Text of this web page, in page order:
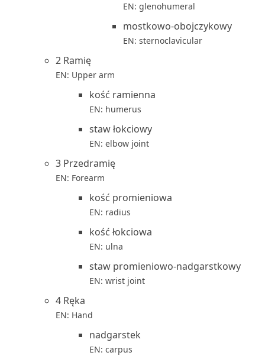
EN: glenohumeral
mostkowo-obojczykowy
EN: sternoclavicular
2 Ramię
EN: Upper arm
kość ramienna
EN: humerus
staw łokciowy
EN: elbow joint
3 Przedramię
EN: Forearm
kość promieniowa
EN: radius
kość łokciowa
EN: ulna
staw promieniowo-nadgarstkowy
EN: wrist joint
4 Ręka
EN: Hand
nadgarstek
EN: carpus